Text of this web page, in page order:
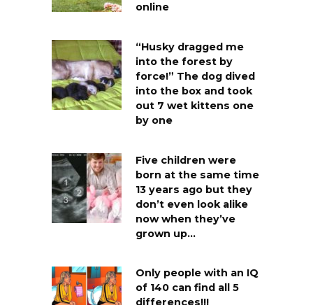
online
“Husky dragged me
into the forest by
force!” The dog dived
into the box and took
out 7 wet kittens one
by one
Five children were
born at the same time
13 years ago but they
don’t even look alike
now when they’ve
grown up…
Only people with an IQ
of 140 can find all 5